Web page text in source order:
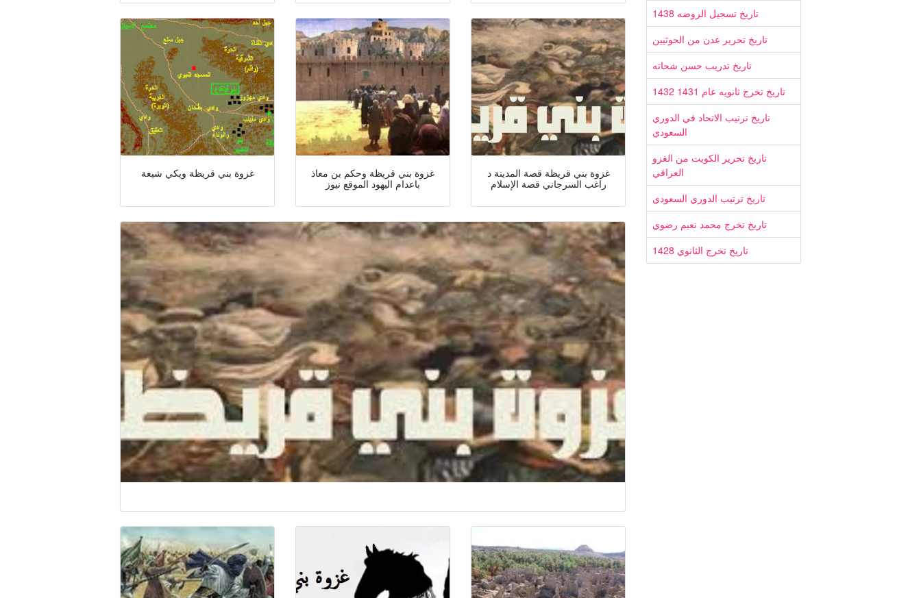
غزوة بني قريظة ويكي شيعة
غزوة بني قريظة وحكم بن معاذ
باعدام اليهود الموقع نيوز
غزوة بني قريظة قصة المدينة د
راغب السرجاني قصة الإسلام
تاريخ تسجيل الروضه 1438
تاريخ تحرير عدن من الحوثيين
تاريخ تدريب حسن شحاته
تاريخ تخرج ثانويه عام 1431 1432
تاريخ ترتيب الاتحاد في الدوري
السعودي
تاريخ تحرير الكويت من الغزو
العراقي
تاريخ ترتيب الدوري السعودي
تاريخ تخرج محمد نعيم رضوي
تاريخ تخرج الثانوي 1428